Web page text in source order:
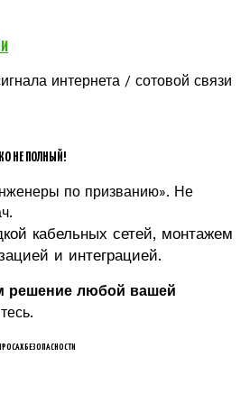
интернета / сотовой связи
НЕ ПОЛНЫЙ!
по призванию». Не
кабельных сетей, монтажем
и интеграцией.
решение любой вашей
БЕЗОПАСНОСТИ